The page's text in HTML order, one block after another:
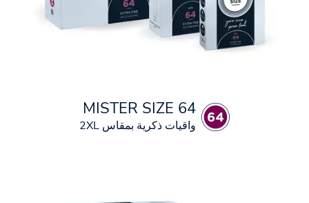
MISTER SIZE 64
واقيات ذكرية بمقاس 2XL